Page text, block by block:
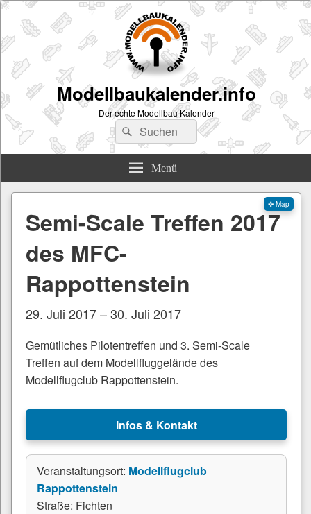
Modellbaukalender.info
Der echte Modellbau Kalender
Suchen
nach:
Suchen
Menü
✜ Map
Semi-Scale Treffen 2017
des MFC-
Rappottenstein
29. Juli 2017 – 30. Juli 2017
Gemütliches Pilotentreffen und 3. Semi-Scale
Treffen auf dem Modellfluggelände des
Modellflugclub Rappottenstein.
Infos & Kontakt
Veranstaltungsort: Modellflugclub
Rappottenstein
Straße: Fichten